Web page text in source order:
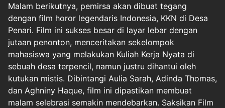
Malam berikutnya, pemirsa akan dibuat tegang
dengan film horor legendaris Indonesia, KKN di Desa
Penari. Film ini sukses besar di layar lebar dengan
jutaan penonton, menceritakan sekelompok
mahasiswa yang melakukan Kuliah Kerja Nyata di
sebuah desa terpencil, namun justru dihantui oleh
kutukan mistis. Dibintangi Aulia Sarah, Adinda Thomas,
dan Aghniny Haque, film ini dipastikan membuat
malam selebrasi semakin mendebarkan. Saksikan Film